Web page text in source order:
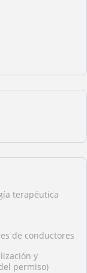
terapéutica
de conductores
y
permiso)